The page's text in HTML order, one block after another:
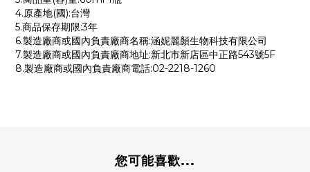
4.原產地(國):台灣
5.商品保存期限:3年
6.製造廠商或國內負責廠商名稱:涵妮麗顏生物科技有限公司
7.製造廠商或國內負責廠商地址:新北市新店區中正路543號5F
8.製造廠商或國內負責廠商電話:02-2218-1260
您可能喜歡...